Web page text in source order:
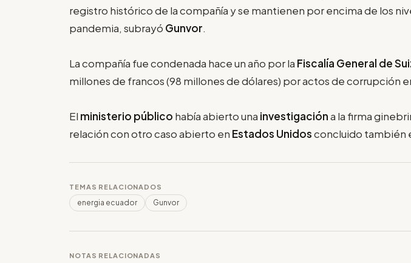
registro histórico de la compañía y se mantienen por encima de los
pandemia, subrayó Gunvor.
La compañía fue condenada hace un año por la Fiscalía General de
millones de francos (98 millones de dólares) por actos de corrupción
El ministerio público había abierto una investigacióna la firma
relación con otro caso abierto en Estados Unidosconcluido también
TEMAS RELACIONADOS
energia ecuador Gunvor
NOTAS RELACIONADAS